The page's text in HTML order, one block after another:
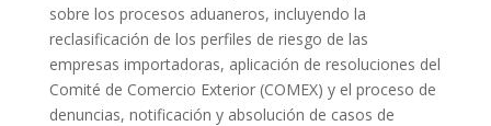
sobre los procesos aduaneros, incluyendo la
reclasificación de los perfiles de riesgo de las
empresas importadoras, aplicación de resoluciones del
Comité de Comercio Exterior (COMEX) y el proceso de
denuncias, notificación y absolución de casos de